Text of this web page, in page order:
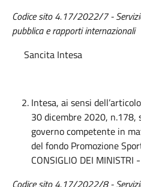
Codice sito 4.17/2022/7 -
pubblica e rapporti internazionali
Sancita Intesa
Intesa, ai sensi
30 dicembre 2020, n.178,
governo competente in
del fondo Promozione
CONSIGLIO DEI MINISTRI
Codice sito 4.17/2022/8 -